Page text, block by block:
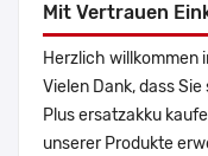
Mit Vertrauen
Herzlich willkommen
Vielen Dank, dass
Plus ersatzakku
unserer Produkte